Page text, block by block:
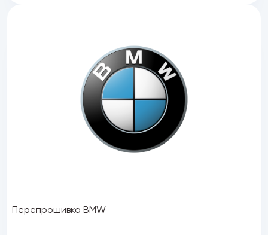
Перепрошивка BMW